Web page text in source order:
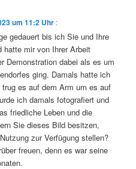
um 11:2 Uhr :
gedauert bis ich Sie und Ihre
hatte mir von Ihrer Arbeit
Demonstration dabei als es um
ging. Damals hatte ich
es auf dem Arm um es auf
ich damals fotografiert und
friedliche Leben und die
Sie dieses Bild besitzen,
zur Verfügung stellen?
freuen, denn es war seine